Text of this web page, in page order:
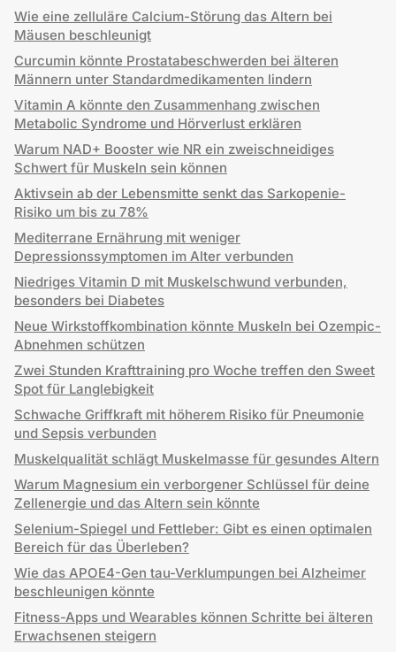
Wie eine zelluläre Calcium-Störung das Altern bei
Mäusen beschleunigt
Curcumin könnte Prostatabeschwerden bei älteren
Männern unter Standardmedikamenten lindern
Vitamin A könnte den Zusammenhang zwischen
Metabolic Syndrome und Hörverlust erklären
Warum NAD+ Booster wie NR ein zweischneidiges
Schwert für Muskeln sein können
Aktivsein ab der Lebensmitte senkt das Sarkopenie-
Risiko um bis zu 78%
Mediterrane Ernährung mit weniger
Depressionssymptomen im Alter verbunden
Niedriges Vitamin D mit Muskelschwund verbunden,
besonders bei Diabetes
Neue Wirkstoffkombination könnte Muskeln bei Ozempic-
Abnehmen schützen
Zwei Stunden Krafttraining pro Woche treffen den Sweet
Spot für Langlebigkeit
Schwache Griffkraft mit höherem Risiko für Pneumonie
und Sepsis verbunden
Muskelqualität schlägt Muskelmasse für gesundes Altern
Warum Magnesium ein verborgener Schlüssel für deine
Zellenergie und das Altern sein könnte
Selenium-Spiegel und Fettleber: Gibt es einen optimalen
Bereich für das Überleben?
Wie das APOE4-Gen tau-Verklumpungen bei Alzheimer
beschleunigen könnte
Fitness-Apps und Wearables können Schritte bei älteren
Erwachsenen steigern